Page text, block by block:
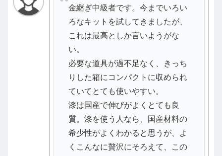
金継ぎ中級者です。今までいろい
ろなキットを試してきましたが、
これは最高としか言いようがな
い。
必要な道具が過不足なく、きっち
りした箱にコンパクトに収められ
ていてとても使いやすい。
漆は国産で伸びがよくとても良
質。漆を使う人なら、国産材料の
希少性がよくわかると思うが、よ
くこんなに贅沢にそろえて、この